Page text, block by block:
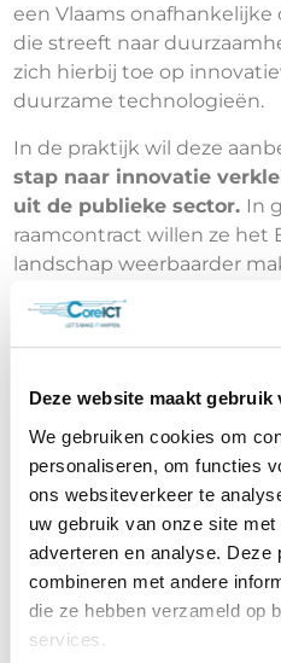
Deze website maakt gebruik
We gebruiken cookies om
personaliseren, om functies
ons websiteverkeer te
uw gebruik van onze site
adverteren en analyse. Deze
combineren met andere
die ze hebben verzameld op
services.
een Vlaams
die streeft naar
zich hierbij toe op
duurzame technologieën.
In de praktijk wil deze
stap naar innovatie
uit de publieke sector. In
raamcontract willen ze het
landschap weerbaarder
ICT uiteraard gebrand op
bij te dragen.